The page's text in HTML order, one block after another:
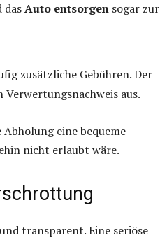
dasAuto entsorgen sogar zur
zusätzliche Gebühren. Der
aus.
eine bequeme
nicht erlaubt wäre.
transparent. Eine seriöse